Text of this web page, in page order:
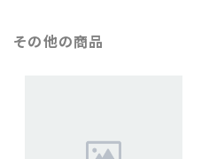
その他の商品